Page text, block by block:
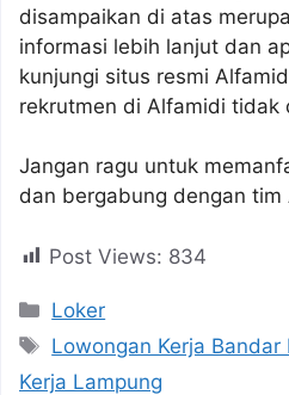
disampaikan di atas
informasi lebih lanjut dan
kunjungi situs resmi
rekrutmen di Alfamidi tidak
Jangan ragu untuk
dan bergabung dengan tim
Post Views: 834
Kategori
Loker
Tag
Lowongan Kerja Bandar
Kerja Lampung